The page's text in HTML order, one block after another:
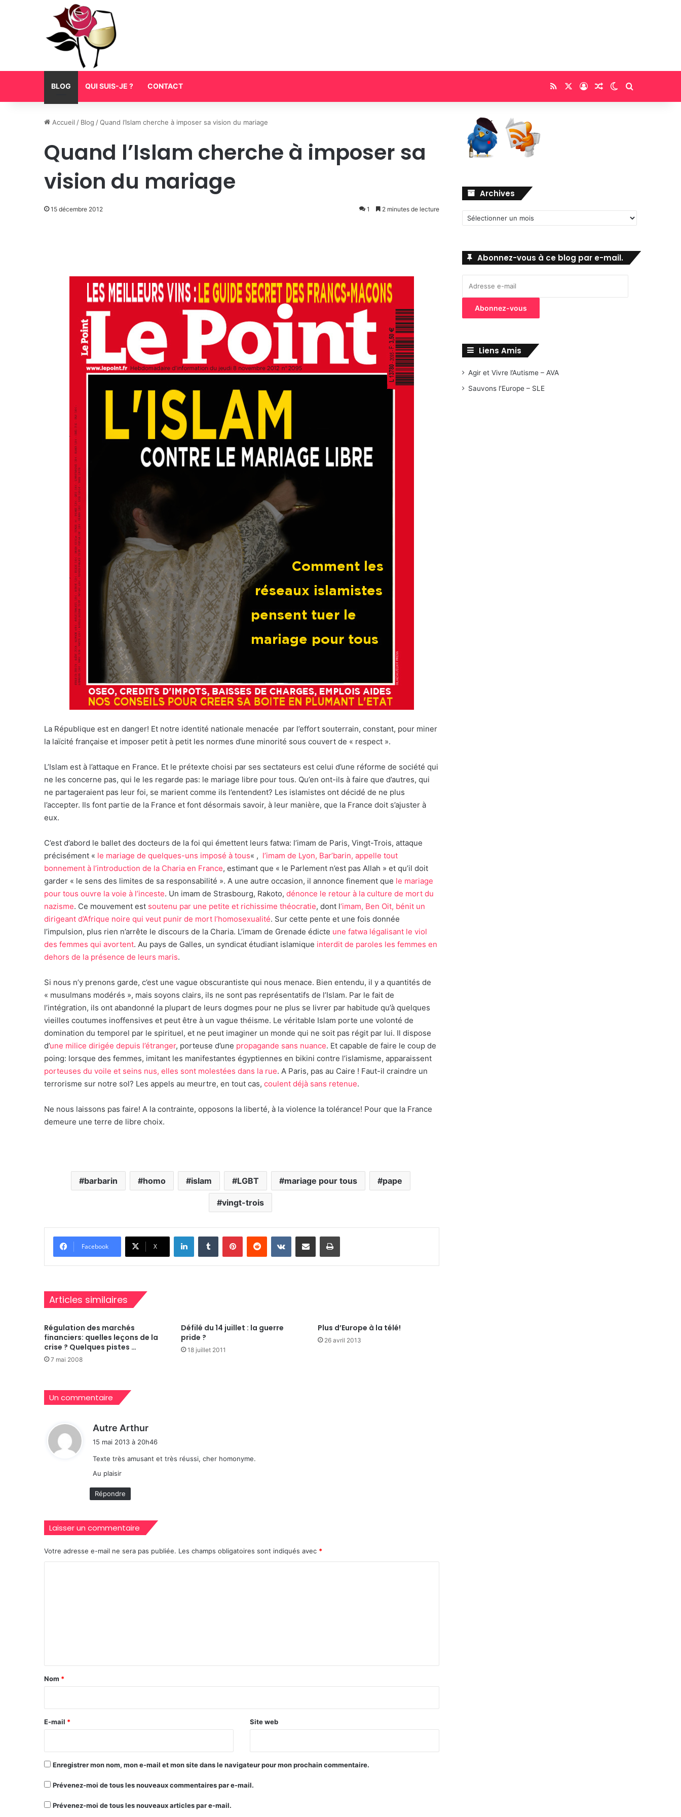
BLOG QUI SUIS-JE ? CONTACT RSS Connexion
Article Aléatoire
Switch skin
Accueil / Blog /Quand l’Islam cherche à imposer sa vision du mariage
Quand l’Islam cherche à imposer sa
vision du mariage
15 décembre 2012 1 2 minutes de lecture
La République est en danger! Et notre identité nationale menacée par l’effort souterrain, constant, pour miner
la laïcité française et imposer petit à petit les normes d’une minorité sous couvert de « respect ».
L’Islam est à l’attaque en France. Et le prétexte choisi par ses sectateurs est celui d’une réforme de société qui
ne les concerne pas, qui le les regarde pas: le mariage libre pour tous. Qu’en ont-ils à faire que d’autres, qui
ne partageraient pas leur foi, se marient comme ils l’entendent? Les islamistes ont décidé de ne plus
l’accepter. Ils font partie de la France et font désormais savoir, à leur manière, que la France doit s’ajuster à
eux.
C’est d’abord le ballet des docteurs de la foi qui émettent leurs fatwa: l’imam de Paris, Vingt-Trois, attaque
précisément « le mariage de quelques-uns imposé à tous« , l’imam de Lyon, Bar’barin, appelle tout
bonnement à l’introduction de la Charia en France, estimant que « le Parlement n’est pas Allah » et qu’il doit
garder « le sens des limites de sa responsabilité ». A une autre occasion, il annonce finement que le mariage
pour tous ouvre la voie à l’inceste. Un imam de Strasbourg, Rakoto, dénonce le retour à la culture de mort du
nazisme. Ce mouvement est soutenu par une petite et richissime théocratie, dont l‘imam, Ben Oit, bénit un
dirigeant d’Afrique noire qui veut punir de mort l’homosexualité. Sur cette pente et une fois donnée
l’impulsion, plus rien n’arrête le discours de la Charia. L’imam de Grenade édicte une fatwa légalisant le viol
des femmes qui avortent. Au pays de Galles, un syndicat étudiant islamique interdit de paroles les femmes en
dehors de la présence de leurs maris.
Si nous n’y prenons garde, c’est une vague obscurantiste qui nous menace. Bien entendu, il y a quantités de
« musulmans modérés », mais soyons clairs, ils ne sont pas représentatifs de l’Islam. Par le fait de
l’intégration, ils ont abandonné la plupart de leurs dogmes pour ne plus se livrer par habitude qu’à quelques
vieilles coutumes inoffensives et peut être à un vague théisme. Le véritable Islam porte une volonté de
domination du temporel par le spirituel, et ne peut imaginer un monde qui ne soit pas régit par lui. Il dispose
d’une milice dirigée depuis l’étranger, porteuse d’une propagande sans nuance. Et capable de faire le coup de
poing: lorsque des femmes, imitant les manifestantes égyptiennes en bikini contre l’islamisme, apparaissent
porteuses du voile et seins nus, elles sont molestées dans la rue. A Paris, pas au Caire ! Faut-il craindre un
terrorisme sur notre sol? Les appels au meurtre, en tout cas, coulent déjà sans retenue.
Ne nous laissons pas faire! A la contrainte, opposons la liberté, à la violence la tolérance! Pour que la France
demeure une terre de libre choix.
barbarin homo islam LGBT mariage pour tous pape
vingt-trois
Facebook X
LinkedinTumblr PinterestReddit VKontaktePartager par email Imprimer
Articles similaires
Régulation des marchés
financiers: quelles leçons de la
crise ? Quelques pistes …
7 mai 2008
Défilé du 14 juillet : la guerre
pride ?
18 juillet 2011
Plus d’Europe à la télé!
26 avril 2013
Un commentaire
Autre Arthur
15 mai 2013 à 20h46
Texte très amusant et très réussi, cher homonyme.
Au plaisir
Répondre
Laisser un commentaire
Votre adresse e-mail ne sera pas publiée. Les champs obligatoires sont indiqués avec *
a
e
Nom *
E-mail * Site web
Enregistrer mon nom, mon e-mail et mon site dans le navigateur pour mon prochain commentaire.
Prévenez-moi de tous les nouveaux commentaires par e-mail.
Prévenez-moi de tous les nouveaux articles par e-mail.
Archives Archives
Abonnez-vous à ce blog par e-mail.
e-
Abonnez-vous
Liens Amis
Agir et Vivre l’Autisme – AVA
Sauvons l’Europe – SLE